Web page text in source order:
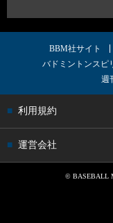
BBM社サイト
バドミントンスピ
週
利用規約
運営会社
© BASEBALL